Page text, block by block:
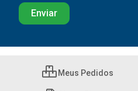
Meus Pedidos